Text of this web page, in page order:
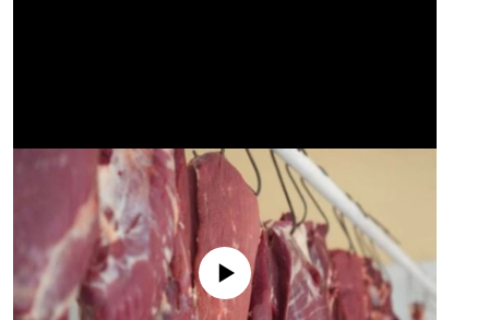
No media source currently available